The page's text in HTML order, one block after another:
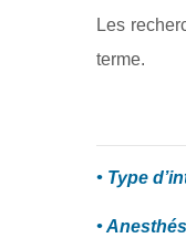
Les
terme.
• Type
•